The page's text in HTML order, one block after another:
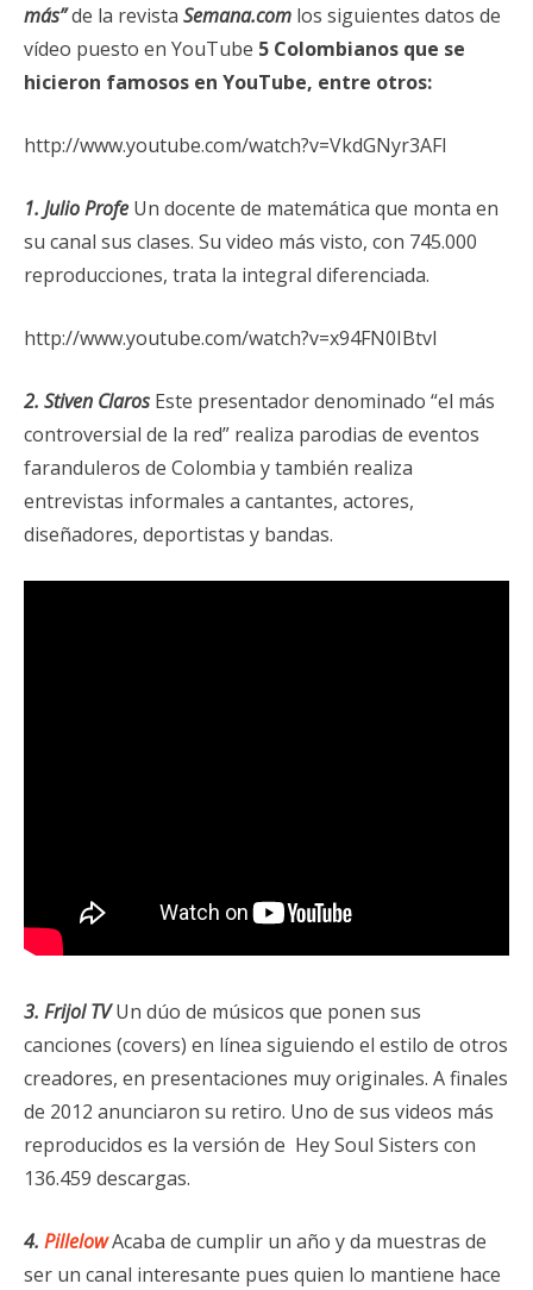
más”de la revista Semana.com los siguientes datos de
vídeo puesto en YouTube 5 Colombianos que se
hicieron famosos en YouTube, entre otros:
http://www.youtube.com/watch?v=VkdGNyr3AFI
1. Julio Profe Un docente de matemática que monta en
su canal sus clases. Su video más visto, con 745.000
reproducciones, trata la integral diferenciada.
http://www.youtube.com/watch?v=x94FN0IBtvI
2. Stiven ClarosEste presentador denominado “el más
controversial de la red” realiza parodias de eventos
faranduleros de Colombia y también realiza
entrevistas informales a cantantes, actores,
diseñadores, deportistas y bandas.
3. Frijol TVUn dúo de músicos que ponen sus
canciones (covers) en línea siguiendo el estilo de otros
creadores, en presentaciones muy originales. A finales
de 2012 anunciaron su retiro. Uno de sus videos más
reproducidos es la versión de Hey Soul Sisters con
136.459 descargas.
4. PillelowAcaba de cumplir un año y da muestras de
ser un canal interesante pues quien lo mantiene hace